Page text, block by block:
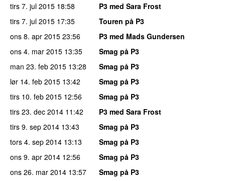
tirs 7. jul 2015 18:58
P3 med Sara Frost
tirs 7. jul 2015 17:35
Touren på P3
ons 8. apr 2015 23:56
P3 med Mads Gundersen
ons 4. mar 2015 13:35
Smag på P3
man 23. feb 2015 13:28
Smag på P3
lør 14. feb 2015 13:42
Smag på P3
tirs 10. feb 2015 12:56
Smag på P3
tirs 23. dec 2014 11:42
P3 med Sara Frost
tirs 9. sep 2014 13:43
Smag på P3
tors 4. sep 2014 13:13
Smag på P3
ons 9. apr 2014 12:56
Smag på P3
ons 26. mar 2014 13:57
Smag på P3